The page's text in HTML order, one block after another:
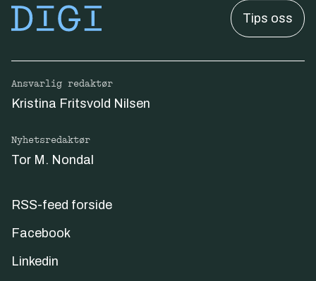
Tips oss
Ansvarlig redaktør
Kristina Fritsvold Nilsen
Nyhetsredaktør
Tor M. Nondal
RSS-feed forside
Facebook
Linkedin